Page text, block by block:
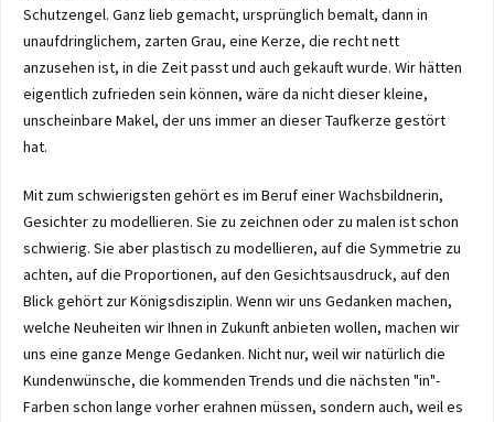
Schutzengel. Ganz lieb gemacht, ursprünglich bemalt, dann in
unaufdringlichem, zarten Grau, eine Kerze, die recht nett
anzusehen ist, in die Zeit passt und auch gekauft wurde. Wir hätten
eigentlich zufrieden sein können, wäre da nicht dieser kleine,
unscheinbare Makel, der uns immer an dieser Taufkerze gestört
hat.
Mit zum schwierigsten gehört es im Beruf einer Wachsbildnerin,
Gesichter zu modellieren. Sie zu zeichnen oder zu malen ist schon
schwierig. Sie aber plastisch zu modellieren, auf die Symmetrie zu
achten, auf die Proportionen, auf den Gesichtsausdruck, auf den
Blick gehört zur Königsdisziplin. Wenn wir uns Gedanken machen,
welche Neuheiten wir Ihnen in Zukunft anbieten wollen, machen wir
uns eine ganze Menge Gedanken. Nicht nur, weil wir natürlich die
Kundenwünsche, die kommenden Trends und die nächsten "in"-
Farben schon lange vorher erahnen müssen, sondern auch, weil es